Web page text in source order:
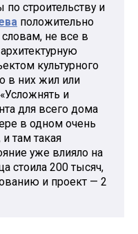
строительству и
положительно
не все в
культурного
в них жил или
и
для всего дома
в одном очень
там такая
уже влияло на
стоила 200 тысяч,
и проект — 2